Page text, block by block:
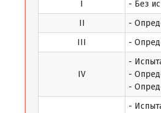
I
- Без
II
-
III
-
IV
-
-
-
-